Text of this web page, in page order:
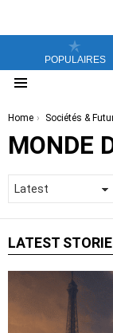
POPULAIRES
You are here:
Home Sociétés &
MONDE
LATEST